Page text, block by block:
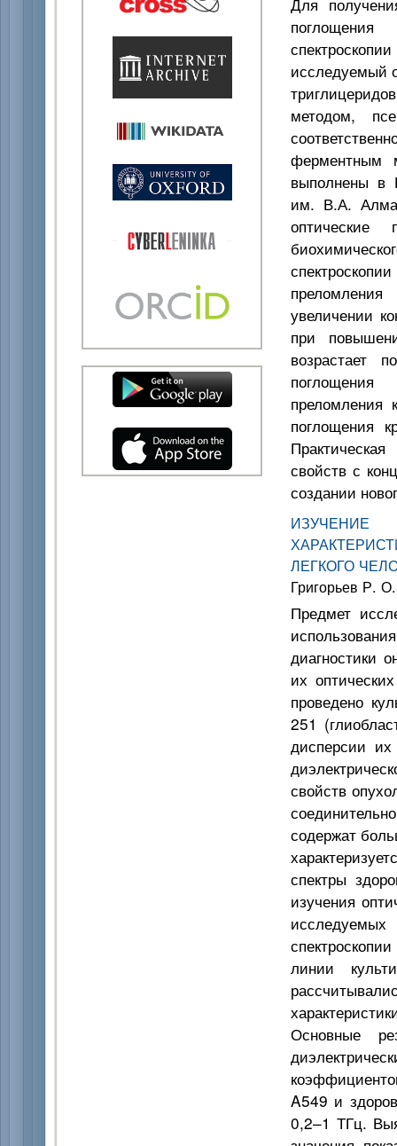
исследуемый
методом,
ферментным
выполнены в
им. В.А.
увеличении
при
возрастает
поглощения
преломления
поглощения
свойств с
создании
ИЗУЧЕНИЕ
ЛЕГКОГО
Григорьев Р.
Предмет
диагностики
их
проведено
251
дисперсии
свойств
содержат
спектры
изучения
линии
Основные
A549 и
0,2–1 ТГц.